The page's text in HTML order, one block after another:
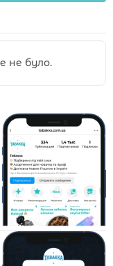
не було.